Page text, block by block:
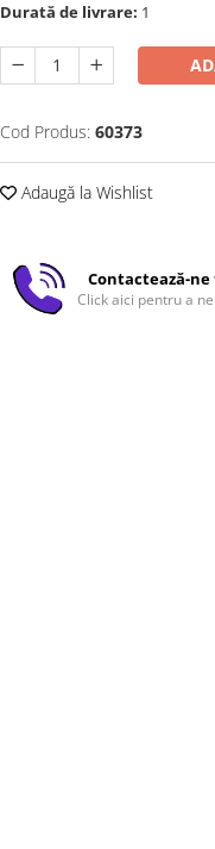
Durată de livrare: 1
Cod Produs: 60373
Adaugă la Wishlist
Contactează-
Click aici pentru a